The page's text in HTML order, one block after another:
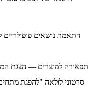
התאמת נושאים
תפאורה למוצרים — הצגת
סרטוני לולאה "להפגת